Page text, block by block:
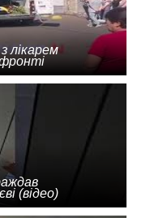
лікарем
(відео)